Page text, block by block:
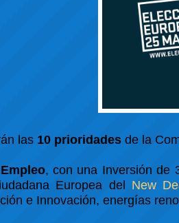
las 10 prioridades de la
, con una Inversión de
Europea del New
e Innovación, energías